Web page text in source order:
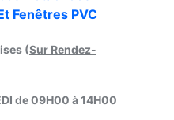
Fenêtres PVC
(Sur Rendez-
de 09H00 à 14H00